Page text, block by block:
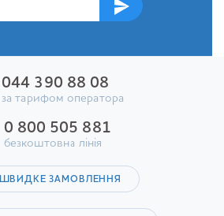
044 390 88 08
за тарифом оператора
0 800 505 881
безкоштовна лінія
ШВИДКЕ ЗАМОВЛЕННЯ